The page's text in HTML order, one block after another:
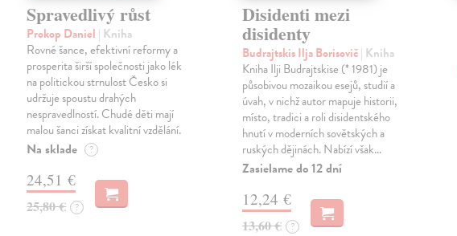
Spravedlivý růst
Prokop Daniel | Kniha
Rovné šance, efektivní reformy a
prosperita širší společnosti jako lék
na politickou strnulost Česko si
udržuje spoustu drahých
nespravedlností. Chudé děti mají
malou šanci získat kvalitní vzdělání.
Na sklade ?
24,51 €
25,80 € ?
Disidenti mezi
disidenty
Budrajtskis Ilja Borisovič| Kniha
Kniha Ilji Budrajtskise (* 1981) je
působivou mozaikou esejů, studií a
úvah, v nichž autor mapuje historii,
místo, tradici a roli disidentského
hnutí v moderních sovětských a
ruských dějinách. Nabízí však…
Zasielame do 12 dní
12,24 €
13,60 € ?